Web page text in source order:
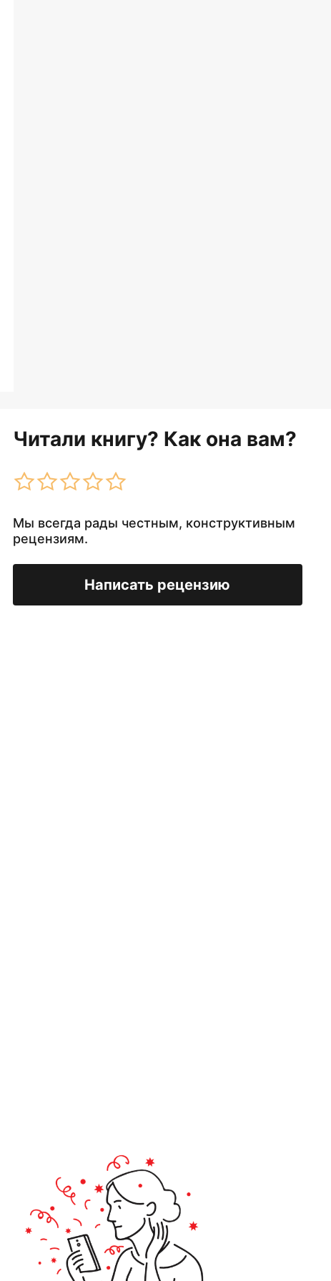
Читали книгу? Как она вам?
Мы всегда рады честным, конструктивным
рецензиям.
Написать рецензию